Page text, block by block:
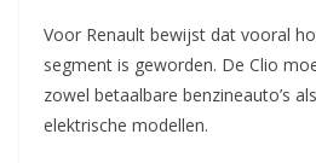
Voor Renault bewijst dat vooral
segment is geworden. De Clio
zowel betaalbare benzineauto’s
elektrische modellen.